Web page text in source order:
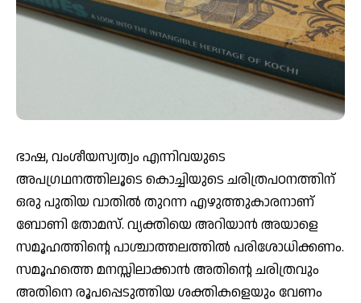
ഭാഷ, വംശീയസ്വത്വം എന്നിവയുടെ
അപഗ്രഥനത്തിലൂടെ കൊച്ചിയുടെ ചരിത്രപഠനത്തിന്
ഒരു പുതിയ വാതില്‍ തുറന്ന എഴുത്തുകാരനാണ്
ബോണി തോമസ്. വ്യക്തിയെ അറിയാന്‍ അയാളെ
സമൂഹത്തിന്റെ പാശ്ചാത്തലത്തില്‍ പരിശോധിക്കണം.
സമൂഹത്തെ മനസ്സിലാക്കാന്‍ അതിന്റെ ചരിത്രവും
അതിനെ രൂപപ്പെടുത്തിയ ശക്തികളെയും വേണം